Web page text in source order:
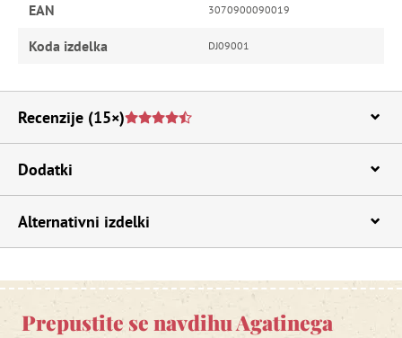
EAN 3070900090019
Koda izdelka DJ09001
Recenzije (15×)
Dodatki
Alternativni izdelki
Prepustite se navdihu Agatinega